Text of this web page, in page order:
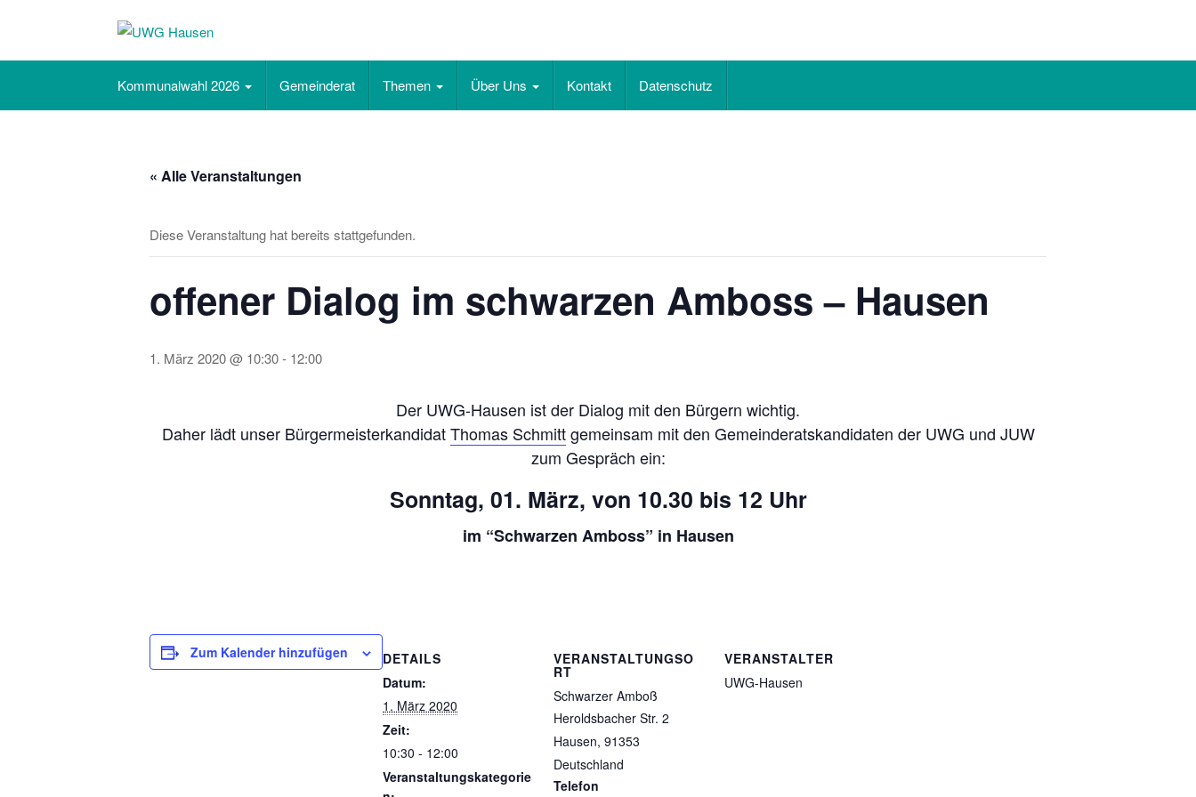
unabhängig. sachlich. bürgernah.
Kommunalwahl 2026 Gemeinderat Themen Über Uns Kontakt Datenschutz
« Alle Veranstaltungen
Diese Veranstaltung hat bereits stattgefunden.
offener Dialog im schwarzen Amboss – Hausen
1. März 2020 @ 10:30- 12:00
Der UWG-Hausen ist der Dialog mit den Bürgern wichtig.
Daher lädt unser BürgermeisterkandidatThomas Schmittgemeinsam mit den Gemeinderatskandidaten der UWG und JUW
zum Gespräch ein:
Sonntag, 01. März, von 10.30 bis 12 Uhr
im “Schwarzen Amboss” in Hausen
Zum Kalender hinzufügen
DETAILS
Datum:
1. März 2020
Zeit:
10:30 - 12:00
Veranstaltungskategorie
VERANSTALTUNGSO
RT
Schwarzer Amboß
Heroldsbacher Str. 2
Hausen, 91353
Deutschland
Telefon
VERANSTALTER
UWG-Hausen